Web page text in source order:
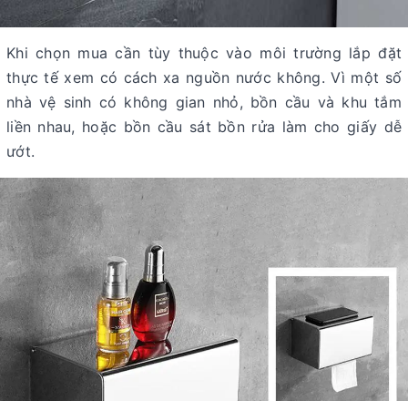
Khi chọn mua cần tùy thuộc vào môi trường lắp đặt
thực tế xem có cách xa nguồn nước không. Vì một số
nhà vệ sinh có không gian nhỏ, bồn cầu và khu tắm
liền nhau, hoặc bồn cầu sát bồn rửa làm cho giấy dễ
ướt.